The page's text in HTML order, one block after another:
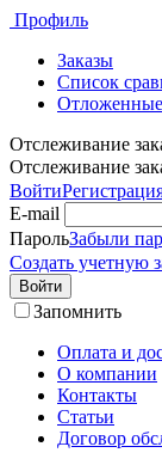
Профиль
Заказы
Список
Отслеживание
Отслеживание
Войти
E-mail
ПарольЗабыли
Создать учетную
Войти
Запомнить
Оплата и
О компании
Контакты
Статьи
Договор